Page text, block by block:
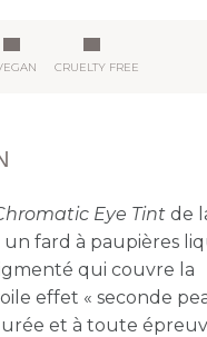
CRUELTY FREE
Eye Tint de
un fard à paupières
qui couvre la
effet « seconde
et à toute